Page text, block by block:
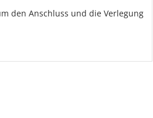
den Anschluss und die Verlegung